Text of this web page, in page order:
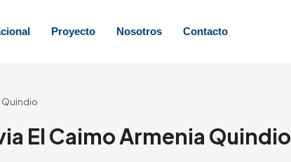
Proyecto Nosotros Contacto
Quindio
El Caimo Armenia Quindio